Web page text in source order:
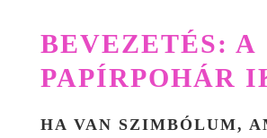
BEVEZETÉS: A
PAPÍRPOHÁR
HA VAN SZIMBÓLUM,